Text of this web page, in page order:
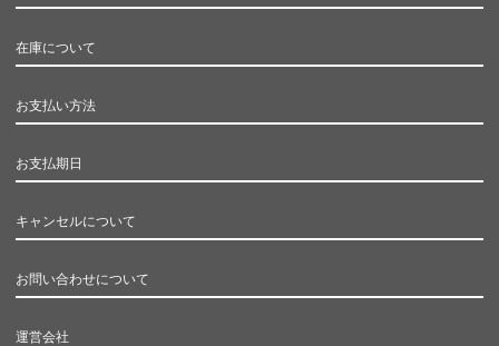
在庫について
お支払い方法
お支払期日
キャンセルについて
お問い合わせについて
運営会社